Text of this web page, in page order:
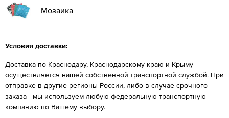
Мозаика
Условия доставки:
Доставка по Краснодару, Краснодарскому краю и Крыму
осуществляется нашей собственной транспортной службой. При
отправке в другие регионы России, либо в случае срочного
заказа - мы используем любую федеральную транспортную
компанию по Вашему выбору.